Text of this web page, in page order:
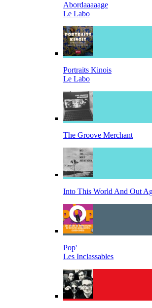
Abordaaaaage
Le Labo
Portraits Kinois
Le Labo
The Groove Merchant
Into This World And Out
Pop'
Les Inclassables